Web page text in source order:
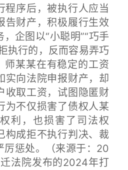
序后，被执行人应当
告财产，积极履行生效
企图以“小聪明”“巧手
执行的，反而容易弄巧
师某某在有稳定的工资
实向法院申报财产，却
收取工资，试图隐匿财
为不仅损害了债权人某
利，也损害了司法权
构成拒不执行判决、裁
惩处。
（来源于：20
法院发布的2024年打